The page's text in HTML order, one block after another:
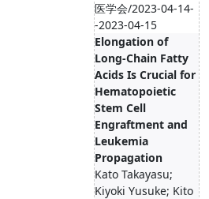
医学会/2023-04-14-
-2023-04-15
Elongation of
Long-Chain Fatty
Acids Is Crucial for
Hematopoietic
Stem Cell
Engraftment and
Leukemia
Propagation
Kato Takayasu;
Kiyoki Yusuke; Kito